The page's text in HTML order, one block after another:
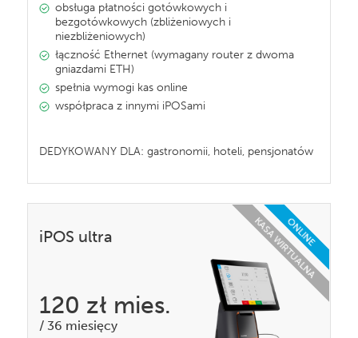
obsługa płatności gotówkowych i
bezgotówkowych (zbliżeniowych i
niezbliżeniowych)
łączność Ethernet (wymagany router z dwoma
gniazdami ETH)
spełnia wymogi kas online
współpraca z innymi iPOSami
DEDYKOWANY DLA: gastronomii, hoteli, pensjonatów
ONLINE
KASA WIRTUALNA
iPOS ultra
120 zł mies.
/ 36 miesięcy